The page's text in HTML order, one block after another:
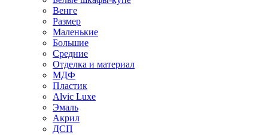
Венге
Размер
Маленькие
Большие
Средние
Отделка и материал
МДФ
Пластик
Alvic Luxe
Эмаль
Акрил
ДСП